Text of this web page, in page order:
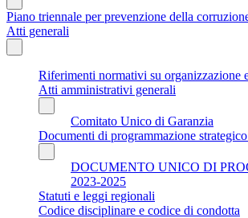
Piano triennale per prevenzione della
Atti generali
Riferimenti normativi su organizzazione
Atti amministrativi generali
Comitato Unico di Garanzia
Documenti di programmazione
DOCUMENTO UNICO DI
2023-2025
Statuti e leggi regionali
Codice disciplinare e codice di condotta